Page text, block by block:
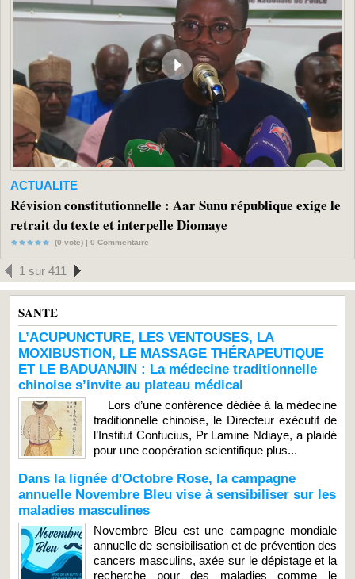
ACTUALITE
Révision constitutionnelle : Aar Sunu république exige le
retrait du texte et interpelle Diomaye
(0 vote) | 0 Commentaire
1 sur 411
SANTE
L’ACUPUNCTURE, LES VENTOUSES, LA
MOXIBUSTION, LE MASSAGE THÉRAPEUTIQUE
ET LE BADUANJIN : La médecine traditionnelle
chinoise s’invite au plateau médical
Lors d’une conférence dédiée à la médecine
traditionnelle chinoise, le Directeur exécutif de
l’Institut Confucius, Pr Lamine Ndiaye, a plaidé
pour une coopération scientifique plus...
Dans la lignée d'Octobre Rose, la campagne
annuelle Novembre Bleu vise à sensibiliser sur les
maladies masculines
Novembre Bleu est une campagne mondiale
annuelle de sensibilisation et de prévention des
cancers masculins, axée sur le dépistage et la
recherche pour des maladies comme le